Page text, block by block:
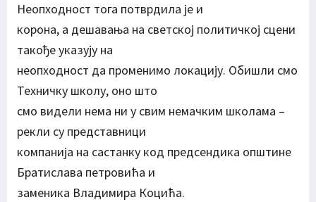
Неопходност тога потврдила је и
корона, а дешавања на светској политичкој сцени
такође указују на
неопходност да променимо локацију. Обишли смо
Техничку школу, оно што
смо видели нема ни у свим немачким школама –
рекли су представници
компанија на састанку код предсендика општине
Братислава петровића и
заменика Владимира Коцића.